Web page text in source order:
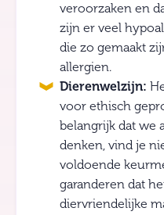
veroorzaken en
zijn er veel
die zo gemaakt
allergien.
Dierenwelzijn:
voor ethisch
belangrijk dat we
denken, vind je
voldoende
garanderen dat
diervriendelijke